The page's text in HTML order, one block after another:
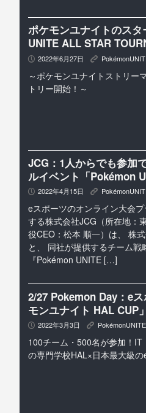
ポケモンユナイトのス
UNITE ALL STAR
P 2022年6月27日 K
～ポケモンユナイトストリー
トリー開始！～
JCG：1人からでも参加
ルイベント「Pokémon
P 2022年4月15日 K
eスポーツのオンライン大会
する株式会社JCG（所在地：
役CEO：松本 順一）は、 株
と、 同社が提供するチーム戦
『Pokémon UNITE […]
2/27 Pokemon Day：e
モンユナイト HAL CUP
P 2022年3月3日 K PokémonUNITE
100チーム・500名が参加！
の専門学校HAL×日本最大級